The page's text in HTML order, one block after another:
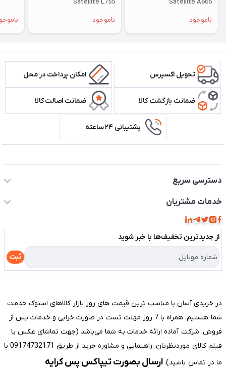
Satellite A665
ناموجود
Satellite L755
ناموجود
تحویل اکسپرس امکان پرداخت در محل
ضمانت بازگشت کالا ضمانت اصالت کالا
پشتیبانی ۲۴ ساعته
دسترسی سریع
حساب کاربری
مجله فروشگاه
لیست محصولات
درباره ما
تماس با ما
خدمات مشتریان
قوانین و مقررات
حریم خصوصی
راهنما
از جدید‌ترین تخفیف‌ها با‌ خبر شوید
ثبت
در خریدی آسان با مناسب ترین قیمت های روز بازار کالاهای استوک خدمت
شما هستیم. همراه با 7 روز مهلت تست در صورت خرابی و خدمات پس از
فروش، شرکت آماده ارائه خدمات به شما می‌باشد (جهت تماشای عکس یا
فیلم کالای موردنظرتان، راهنمایی و مشاوره خرید از طریق 09174732171 با
ما در تماس باشید).ارسال بصورت تیپاکس پس کرایه